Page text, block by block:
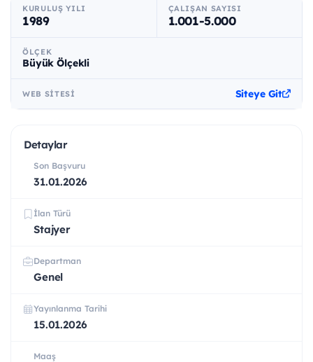
KURULUŞ YILI
1989
ÇALIŞAN SAYISI
1.001-5.000
ÖLÇEK
Büyük Ölçekli
WEB SITESI Siteye Git
Detaylar
Son Başvuru
31.01.2026
İlan Türü
Stajyer
Departman
Genel
Yayınlanma Tarihi
15.01.2026
Maaş